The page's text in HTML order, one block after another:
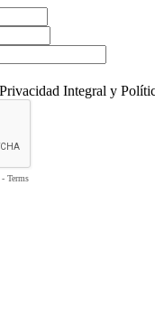
Integral y
- Terms